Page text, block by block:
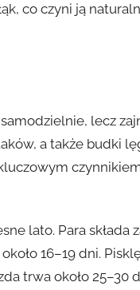
co czyni ją
lecz
a także budki
lato. Para składa
16–19 dni.
trwa około 25–30